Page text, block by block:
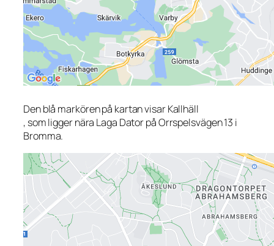
Den blå markören på kartan visar Kallhäll
, som ligger nära Laga Dator på Orrspelsvägen 13 i
Bromma.